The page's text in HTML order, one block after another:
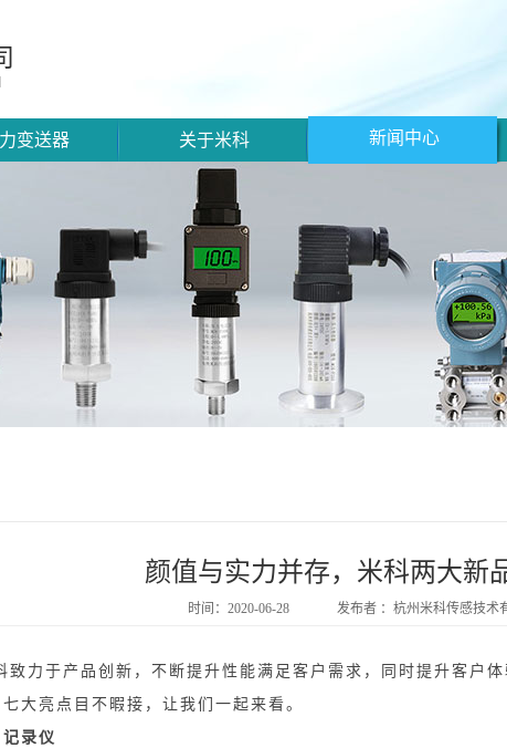
变送器 关于米科 新闻中心
颜值与实力并存，米科两大新
时间：2020-06-28 发布者 ：杭州米科传感技术
力于产品创新，不断提升性能满足客户需求，同时提升客户
大亮点目不暇接，让我们一起来看。
录仪